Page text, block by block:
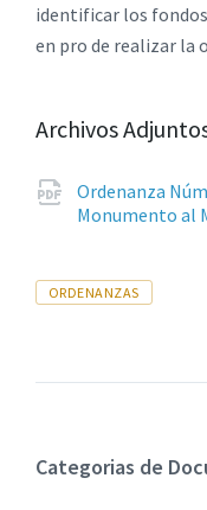
identificar los
en pro de realizar la
Archivos
Ordenanza
Monumento al
Tags
ORDENANZAS
Categorias de